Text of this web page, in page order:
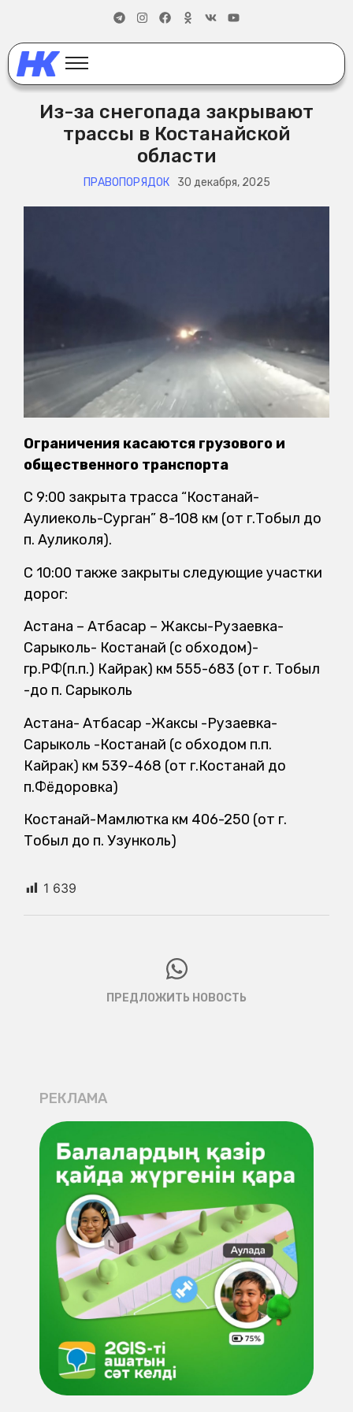
Из-за снегопада закрывают
трассы в Костанайской
области
ПРАВОПОРЯДОК 30 декабря, 2025
Ограничения касаются грузового и
общественного транспорта
С 9:00 закрыта трасса “Костанай-
Аулиеколь-Сурган” 8-108 км (от г.Тобыл до
п. Ауликоля).
С 10:00 также закрыты следующие участки
дорог:
Астана – Атбасар – Жаксы-Рузаевка-
Сарыколь- Костанай (с обходом)-
гр.РФ(п.п.) Кайрак) км 555-683 (от г. Тобыл
-до п. Сарыколь
Астана- Атбасар -Жаксы -Рузаевка-
Сарыколь -Костанай (с обходом п.п.
Кайрак) км 539-468 (от г.Костанай до
п.Фёдоровка)
Костанай-Мамлютка км 406-250 (от г.
Тобыл до п. Узунколь)
1 639
ПРЕДЛОЖИТЬ НОВОСТЬ
РЕКЛАМА